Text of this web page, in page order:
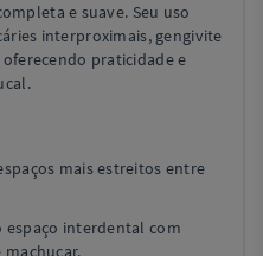
e suave. Seu uso
interproximais, gengivite
praticidade e
mais estreitos entre
interdental com
machucar.